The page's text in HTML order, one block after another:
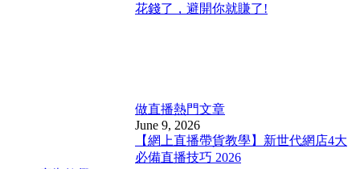
花錢了，避開你就賺了!
做直播熱門文章
June 9, 2026
【網上直播帶貨教學】新世代網店4大
必備直播技巧 2026